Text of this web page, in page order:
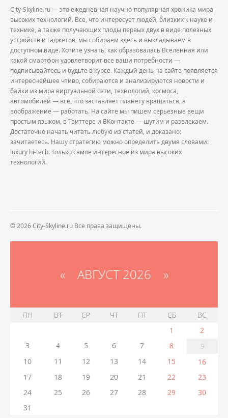
City-Skyline.ru — это ежедневная научно-популярная хроника мира
высоких технологий. Все, что интересует людей, близких к науке и
технике, а также получающих плоды первых двух в виде полезных
устройств и гаджетов, мы собираем здесь и выкладываем в
доступном виде. Хотите узнать, как образовалась Вселенная или
какой смартфон удовлетворит все ваши потребности —
подписывайтесь и будьте в курсе. Каждый день на сайте появляется
интереснейшее чтиво, собираются и анализируются новости и
байки из мира виртуальной сети, технологий, космоса,
автомобилей — всё, что заставляет планету вращаться, а
воображение — работать. На сайте мы пишем серьезные вещи
простым языком, в Твиттере и ВКонтакте — шутим и развлекаем.
Достаточно начать читать любую из статей, и доказано:
зачитаетесь. Нашу стратегию можно определить двумя словами:
luxury hi-tech. Только самое интересное из мира высоких
технологий.
© 2026 City-Skyline.ru Все права защищены.
«АВГУСТ 2026 »
ПН ВТ СР ЧТ ПТ СБ
ВС
1
2
3
4 5 6 7 8
9
10
11 12 13 14 15
16
17
18 19 20 21 22
23
24
25 26 27 28 29
30
31